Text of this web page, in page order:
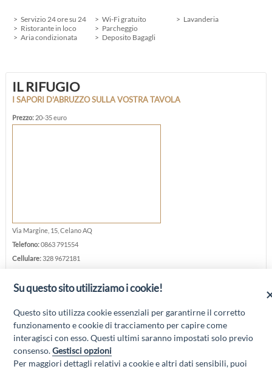
Servizio 24 ore su 24
Ristorante in loco
Aria condizionata
Wi-Fi gratuito
Parcheggio
Deposito Bagagli
Lavanderia
IL RIFUGIO
I SAPORI D'ABRUZZO SULLA VOSTRA TAVOLA
Prezzo: 20-35 euro
Via Margine, 15, Celano AQ
Telefono:0863 791554
Cellulare:328 9672181
Sito web:ilrifugio.abruzzo.it
Su questo sito utilizziamo i cookie!
Questo sito utilizza cookie essenziali per garantirne il corretto
funzionamento e cookie di tracciamento per capire come
interagisci con esso. Questi ultimi saranno impostati solo previo
consenso.Gestisci opzioni
Per maggiori dettagli relativi a cookie e altri dati sensibili, puoi